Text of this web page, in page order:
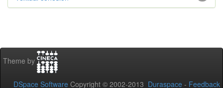
Theme by
DSpace Software Copyright © 2002-2013 Duraspace - Feedback